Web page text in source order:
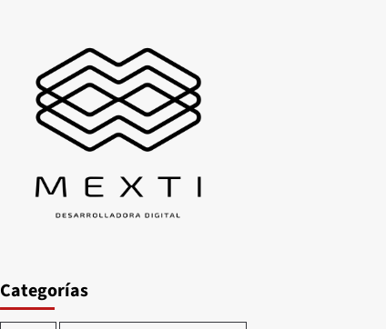
Categorías